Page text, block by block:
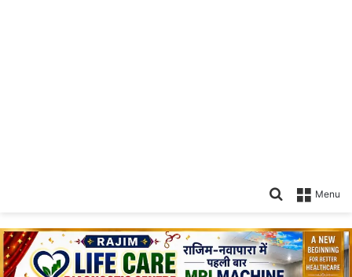
Menu
Search